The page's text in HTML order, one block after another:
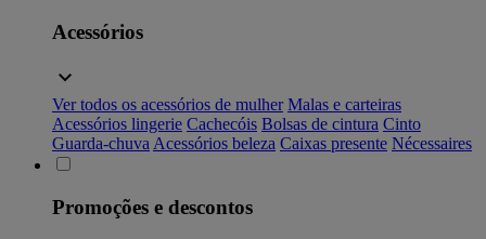
Acessórios
Ver todos os acessórios de mulher Malas e carteiras
Acessórios lingerie Cachecóis Bolsas de cintura Cinto
Guarda-chuva Acessórios beleza Caixas presente Nécessaires
Promoções e descontos